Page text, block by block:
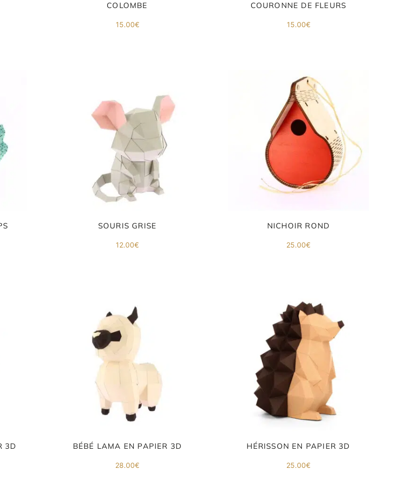
COLOMBE
15.00€
COURONNE DE FLEURS
15.00€
SOURIS GRISE
12.00€
NICHOIR ROND
25.00€
3D BÉBÉ LAMA EN PAPIER 3D
28.00€
HÉRISSON EN PAPIER 3D
25.00€